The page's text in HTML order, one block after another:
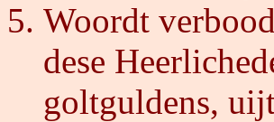
Woordt
dese
goltguldens,